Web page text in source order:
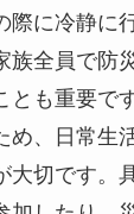
際に冷静に
族全員で防
とも重要で
め、日常生
大切です。